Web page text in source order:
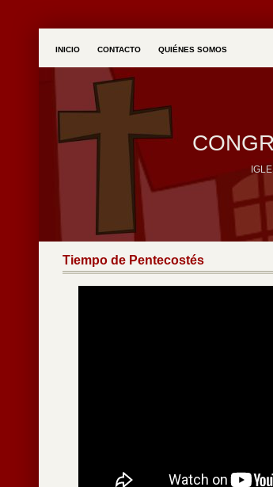
INICIO CONTACTO QUIÉNES SOMOS
Tiempo de Pentecostés